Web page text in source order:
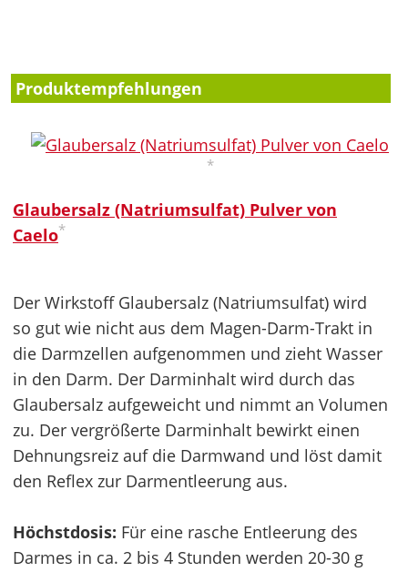
Produktempfehlungen
*
Glaubersalz (Natriumsulfat) Pulver von
Caelo*
Der Wirkstoff Glaubersalz (Natriumsulfat) wird
so gut wie nicht aus dem Magen-Darm-Trakt in
die Darmzellen aufgenommen und zieht Wasser
in den Darm. Der Darminhalt wird durch das
Glaubersalz aufgeweicht und nimmt an Volumen
zu. Der vergrößerte Darminhalt bewirkt einen
Dehnungsreiz auf die Darmwand und löst damit
den Reflex zur Darmentleerung aus.
Höchstdosis: Für eine rasche Entleerung des
Darmes in ca. 2 bis 4 Stunden werden 20-30 g